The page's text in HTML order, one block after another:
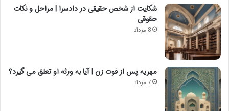
شکایت از شخص حقیقی در دادسرا | مراحل و نکات
حقوقی
8 مرداد
مهریه پس از فوت زن | آیا به ورثه او تعلق می گیرد؟
7 مرداد